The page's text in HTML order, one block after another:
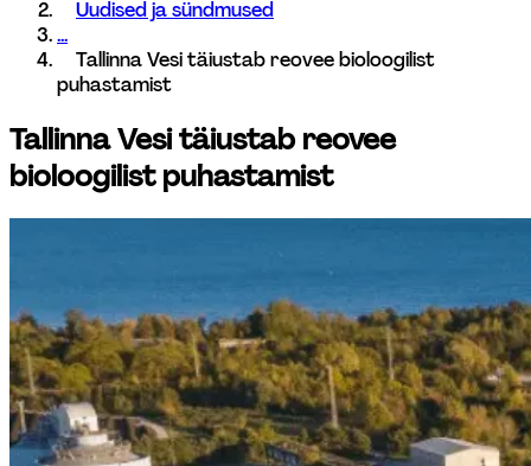
Uudised ja sündmused
...
Tallinna Vesi täiustab reovee bioloogilist
puhastamist
Tallinna Vesi täiustab reovee
bioloogilist puhastamist